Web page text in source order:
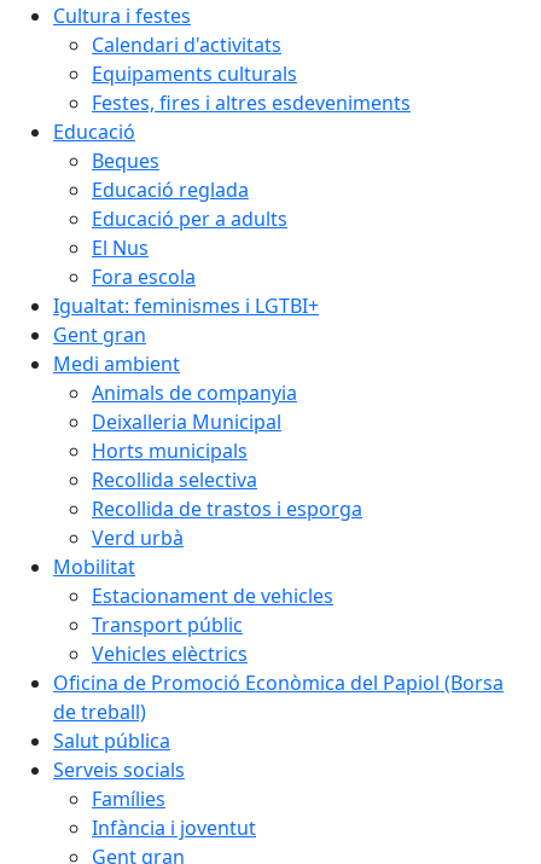
Cultura i festes
Calendari d'activitats
Equipaments culturals
Festes, fires i altres esdeveniments
Educació
Beques
Educació reglada
Educació per a adults
El Nus
Fora escola
Igualtat: feminismes i LGTBI+
Gent gran
Medi ambient
Animals de companyia
Deixalleria Municipal
Horts municipals
Recollida selectiva
Recollida de trastos i esporga
Verd urbà
Mobilitat
Estacionament de vehicles
Transport públic
Vehicles elèctrics
Oficina de Promoció Econòmica del Papiol (Borsa
de treball)
Salut pública
Serveis socials
Famílies
Infància i joventut
Gent gran